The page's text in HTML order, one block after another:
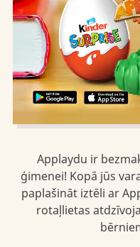
Applaydu ir
ģimenei! Kopā jūs
paplašināt iztēli ar
rotaļlietas